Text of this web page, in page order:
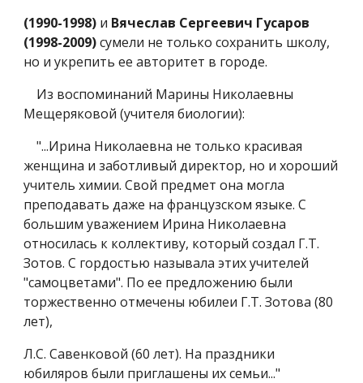
(1990-1998) и Вячеслав Сергеевич Гусаров
(1998-2009)сумели не только сохранить школу,
но и укрепить ее авторитет в городе.
Из воспоминаний Марины Николаевны
Мещеряковой (учителя биологии):
"...Ирина Николаевна не только красивая
женщина и заботливый директор, но и хороший
учитель химии. Свой предмет она могла
преподавать даже на французском языке. С
большим уважением Ирина Николаевна
относилась к коллективу, который создал Г.Т.
Зотов. С гордостью называла этих учителей
"самоцветами". По ее предложению были
торжественно отмечены юбилеи Г.Т. Зотова (80
лет),
Л.С. Савенковой (60 лет). На праздники
юбиляров были приглашены их семьи..."